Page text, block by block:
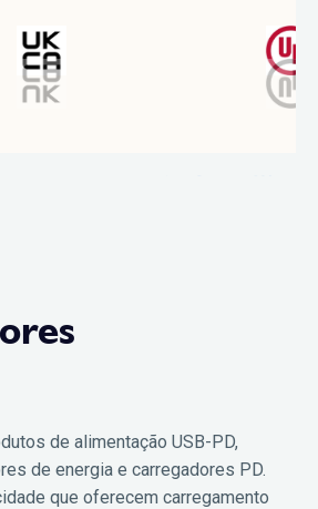
de alimentação USB-PD,
de energia e carregadores PD.
que oferecem carregamento